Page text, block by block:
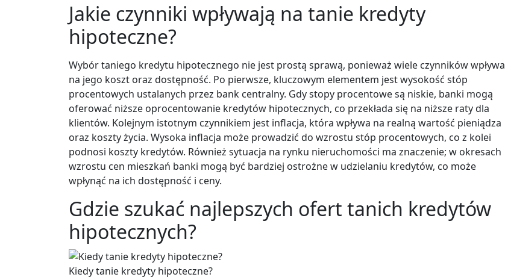
Jakie czynniki wpływają na tanie kredyty
hipoteczne?
Wybór taniego kredytu hipotecznego nie jest prostą sprawą, ponieważ wiele czynników wpływa
na jego koszt oraz dostępność. Po pierwsze, kluczowym elementem jest wysokość stóp
procentowych ustalanych przez bank centralny. Gdy stopy procentowe są niskie, banki mogą
oferować niższe oprocentowanie kredytów hipotecznych, co przekłada się na niższe raty dla
klientów. Kolejnym istotnym czynnikiem jest inflacja, która wpływa na realną wartość pieniądza
oraz koszty życia. Wysoka inflacja może prowadzić do wzrostu stóp procentowych, co z kolei
podnosi koszty kredytów. Również sytuacja na rynku nieruchomości ma znaczenie; w okresach
wzrostu cen mieszkań banki mogą być bardziej ostrożne w udzielaniu kredytów, co może
wpłynąć na ich dostępność i ceny.
Gdzie szukać najlepszych ofert tanich kredytów
hipotecznych?
Kiedy tanie kredyty hipoteczne?